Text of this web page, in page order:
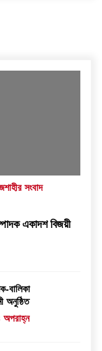
সংবাদ
একাদশ বিজয়ী
বালিকা
অনুষ্ঠিত
অপরাহ্ন